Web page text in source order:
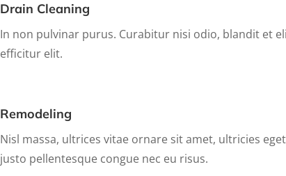
Drain Cleaning
In non pulvinar purus. Curabitur nisi odio, blandit et
efficitur elit.
Remodeling
Nisl massa, ultrices vitae ornare sit amet, ultricies
justo pellentesque congue nec eu risus.